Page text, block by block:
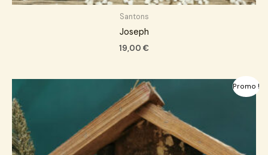
Santons
Joseph
19,00 €
Promo !
Le
prix
initial
était :
57,00 €.
actuel
est :
55,00 €.